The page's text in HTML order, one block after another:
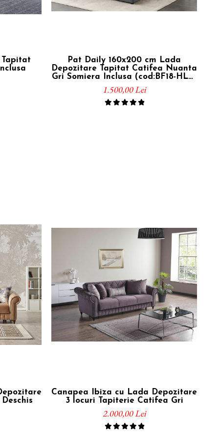
Tapitat
Pat Daily 160x200 cm Lada
Depozitare Tapitat Catifea Nuanta
Gri Somiera Inclusa (cod:BF18-HLR-
19-grey)
1.500,00 Lei
Canapea Ibiza cu Lada Depozitare
3 locuri Tapiterie Catifea Gri
2.000,00 Lei